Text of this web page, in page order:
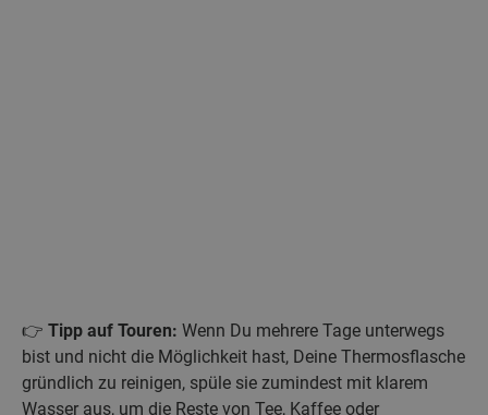
👉 Tipp auf Touren: Wenn Du mehrere Tage unterwegs
bist und nicht die Möglichkeit hast, Deine Thermosflasche
gründlich zu reinigen, spüle sie zumindest mit klarem
Wasser aus, um die Reste von Tee, Kaffee oder